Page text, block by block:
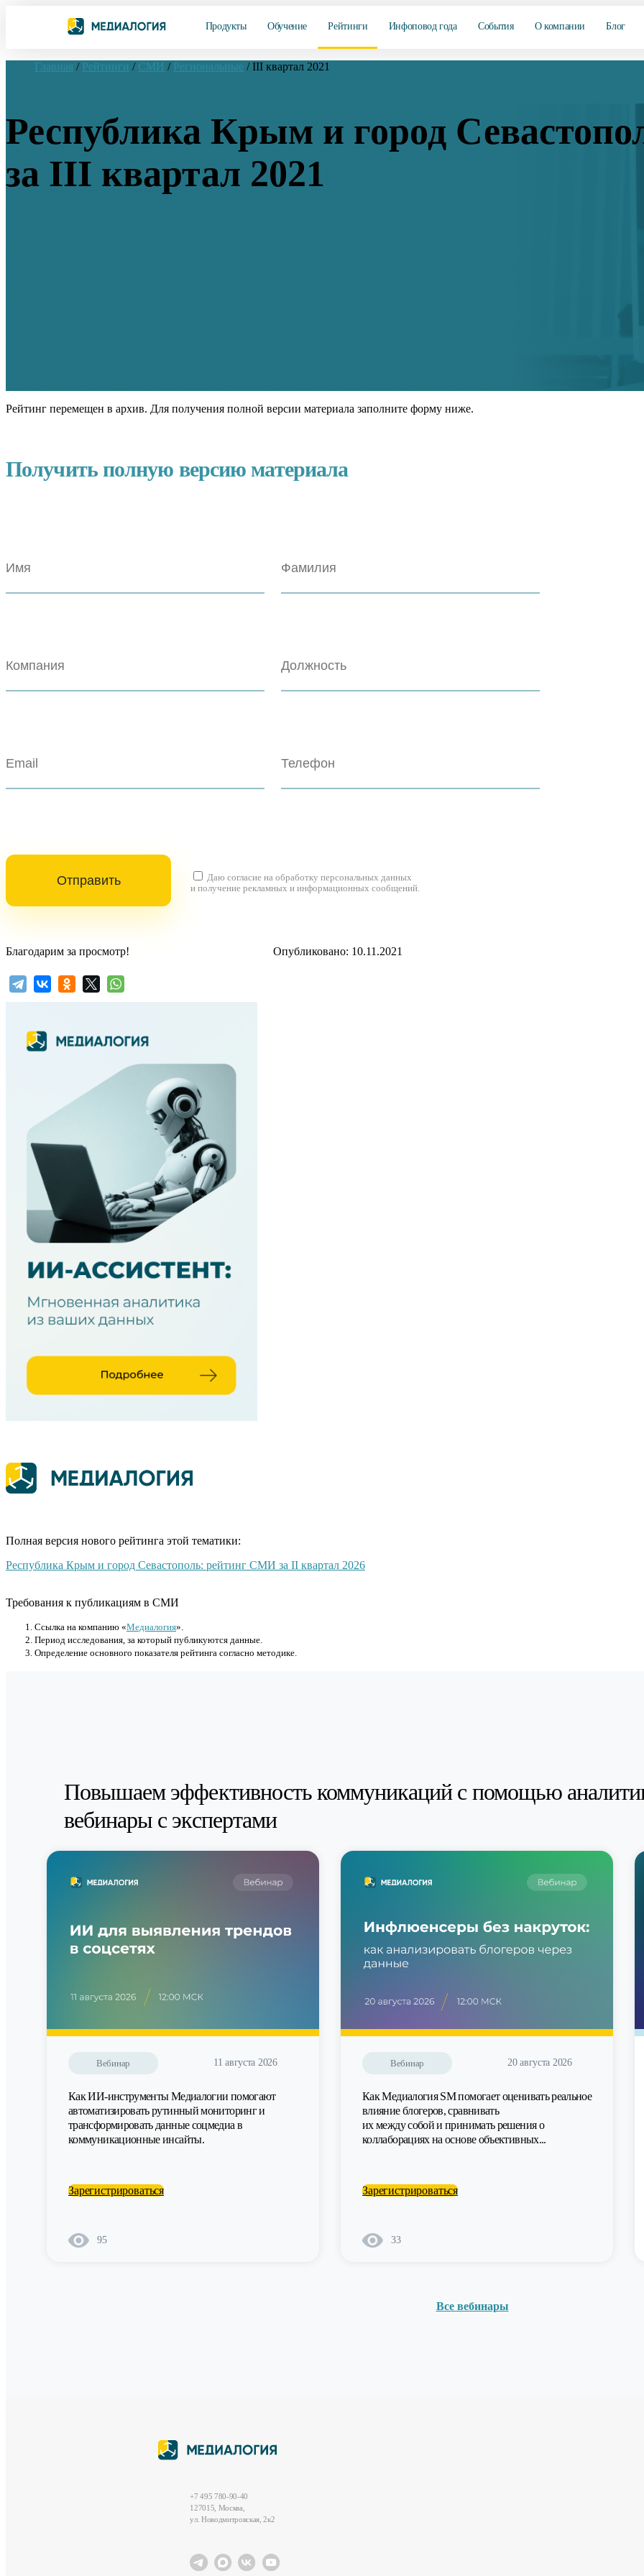
Продукты Обучение Рейтинги Инфоповод года События О компании Блог
Главная / Рейтинги / СМИ / Региональные / III квартал 2021
Республика Крым и город
за III квартал 2021
Рейтинг перемещен в архив. Для получения полной версии материала заполните форму ниже.
Получить полную версию материала
Даю согласие на обработку персональных данных
и получение рекламных и информационных сообщений.
Благодарим за просмотр! Опубликовано: 10.11.2021
Полная версия нового рейтинга этой тематики:
Республика Крым и город Севастополь: рейтинг СМИ за II квартал 2026
Требования к публикациям в СМИ
Cсылка на компанию «Медиалогия».
Период исследования, за который публикуются данные.
Определение основного показателя рейтинга согласно методике.
Повышаем эффективность коммуникаций с помощью
вебинары с экспертами
Вебинар 11 августа 2026
Как ИИ-инструменты Медиалогии помогают
автоматизировать рутинный мониторинг и
трансформировать данные соцмедиа в
коммуникационные инсайты.
Зарегистрироваться
95
Вебинар 20 августа 2026
Как Медиалогия SM помогает оценивать реальное
влияние блогеров, сравнивать
их между собой и принимать решения о
коллаборациях на основе объективных...
Зарегистрироваться
33
Все вебинары
+7 495 780-90-40
127015, Москва,
ул. Новодмитровская, 2к2